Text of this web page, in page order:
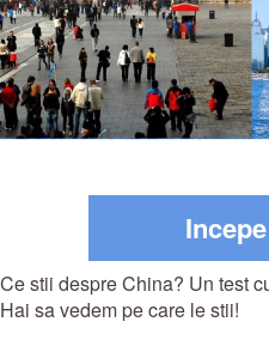
Ce stii despre China? Un test
Hai sa vedem pe care le stii!